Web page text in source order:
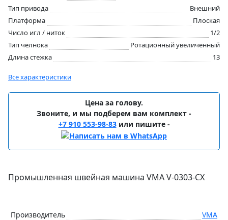
Тип привода
Внешний
Платформа
Плоская
Число игл / ниток
1/2
Тип челнока
Ротационный увеличенный
Длина стежка
13
Все характеристики
Цена за голову.
Звоните, и мы подберем вам комплект -
+7 910 553-98-83или пишите -
Промышленная швейная машина VMA V-0303-CX
Производитель
VMA